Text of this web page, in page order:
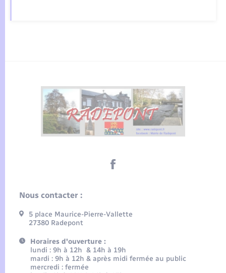
Nous contacter :
5 place Maurice-Pierre-Vallette
27380 Radepont
Horaires d'ouverture :
lundi : 9h à 12h & 14h à 19h
mardi : 9h à 12h & après midi fermée au public
mercredi : fermée